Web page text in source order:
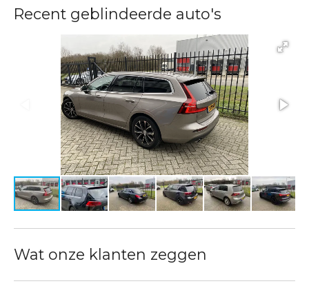
Recent geblindeerde auto's
Wat onze klanten zeggen